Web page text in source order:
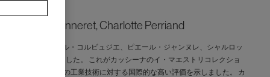
Pierre Jeanneret, Charlotte Perriand
頃、カッシーナはル・コルビュジエ、ピエール・ジャンヌレ、シャルロッ
める契約を結びました。 これがカッシーナのイ・マエストリコレクショ
エはイタリア企業の工業技術に対する国際的な高い評価を示しました。 カ